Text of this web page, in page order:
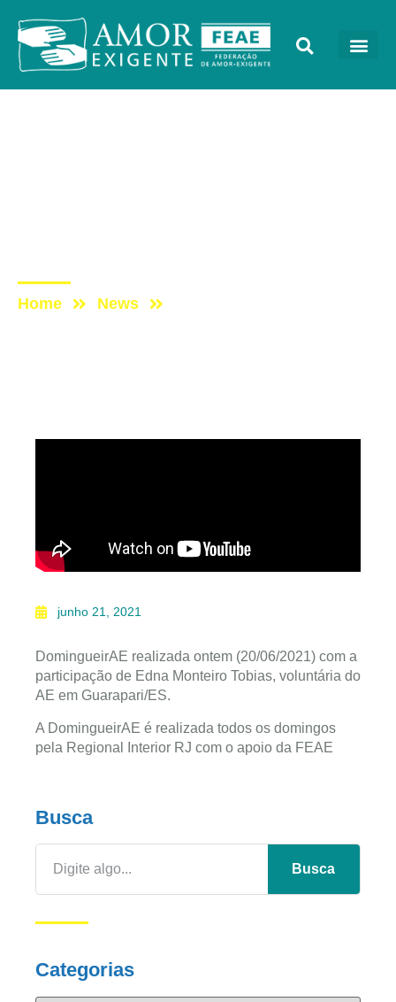
Home News
junho 21, 2021
DomingueirAE realizada ontem (20/06/2021) com a
participação de Edna Monteiro Tobias, voluntária do
AE em Guarapari/ES.
A DomingueirAE é realizada todos os domingos
pela Regional Interior RJ com o apoio da FEAE
Busca
Busca
Categorias